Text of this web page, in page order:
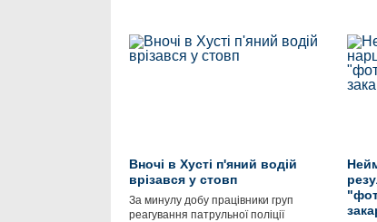
Вночі в Хусті п'яний водій
врізався у стовп
За минулу добу працівники груп
реагування патрульної поліції